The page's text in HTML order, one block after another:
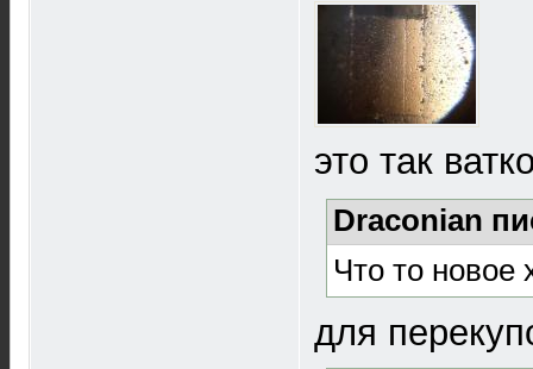
это так
Draconian
Что то новое
для